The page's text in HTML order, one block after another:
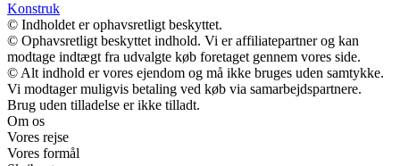
Konstruk
© Indholdet er ophavsretligt beskyttet.
© Ophavsretligt beskyttet indhold. Vi er affiliatepartner og kan
modtage indtægt fra udvalgte køb foretaget gennem vores side.
© Alt indhold er vores ejendom og må ikke bruges uden samtykke.
Vi modtager muligvis betaling ved køb via samarbejdspartnere.
Brug uden tilladelse er ikke tilladt.
Om os
Vores rejse
Vores formål